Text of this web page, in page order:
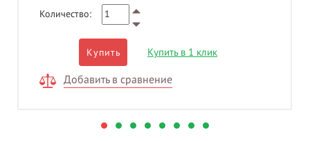
Количество:
Купить Купить в 1 клик
Добавить в сравнение